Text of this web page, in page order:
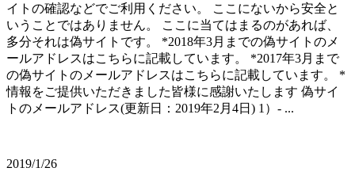
イトの確認などでご利用ください。 ここにないから安全と
いうことではありません。 ここに当てはまるのがあれば、
多分それは偽サイトです。 *2018年3月までの偽サイトのメ
ールアドレスはこちらに記載しています。 *2017年3月まで
の偽サイトのメールアドレスはこちらに記載しています。 *
情報をご提供いただきました皆様に感謝いたします 偽サイ
トのメールアドレス(更新日：2019年2月4日) 1）- ...
2019/1/26